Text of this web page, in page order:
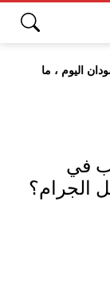
اليوم ، ما
في
الجرام؟